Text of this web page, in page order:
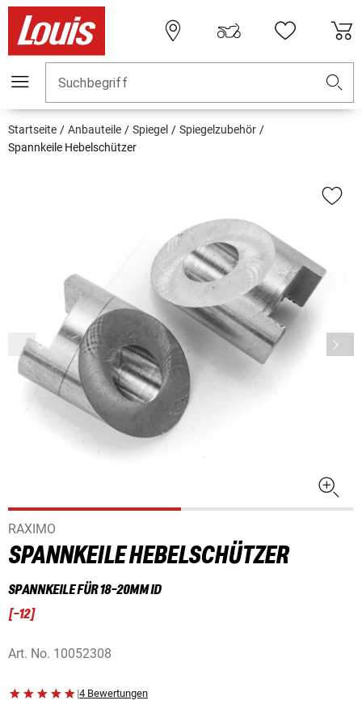
Suchbegriff
Startseite Anbauteile Spiegel
Spiegelzubehör
Spannkeile Hebelschützer
RAXIMO
SPANNKEILE HEBELSCHÜTZER
SPANNKEILE FÜR 18-20MM ID
[-12]
Art. No. 10052308
|4 Bewertungen